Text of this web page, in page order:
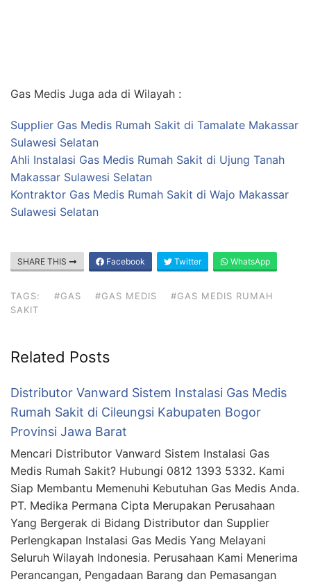
Gas Medis Juga ada di Wilayah :
Supplier Gas Medis Rumah Sakit di Tamalate Makassar
Sulawesi Selatan
Ahli Instalasi Gas Medis Rumah Sakit di Ujung Tanah
Makassar Sulawesi Selatan
Kontraktor Gas Medis Rumah Sakit di Wajo Makassar
Sulawesi Selatan
SHARE THIS Facebook Twitter WhatsApp
TAGS: #GAS #GAS MEDIS
#GAS MEDIS RUMAH
SAKIT
Related Posts
Distributor Vanward Sistem Instalasi Gas Medis
Rumah Sakit di Cileungsi Kabupaten Bogor
Provinsi Jawa Barat
Mencari Distributor Vanward Sistem Instalasi Gas
Medis Rumah Sakit? Hubungi 0812 1393 5332. Kami
Siap Membantu Memenuhi Kebutuhan Gas Medis Anda.
PT. Medika Permana Cipta Merupakan Perusahaan
Yang Bergerak di Bidang Distributor dan Supplier
Perlengkapan Instalasi Gas Medis Yang Melayani
Seluruh Wilayah Indonesia. Perusahaan Kami Menerima
Perancangan, Pengadaan Barang dan Pemasangan